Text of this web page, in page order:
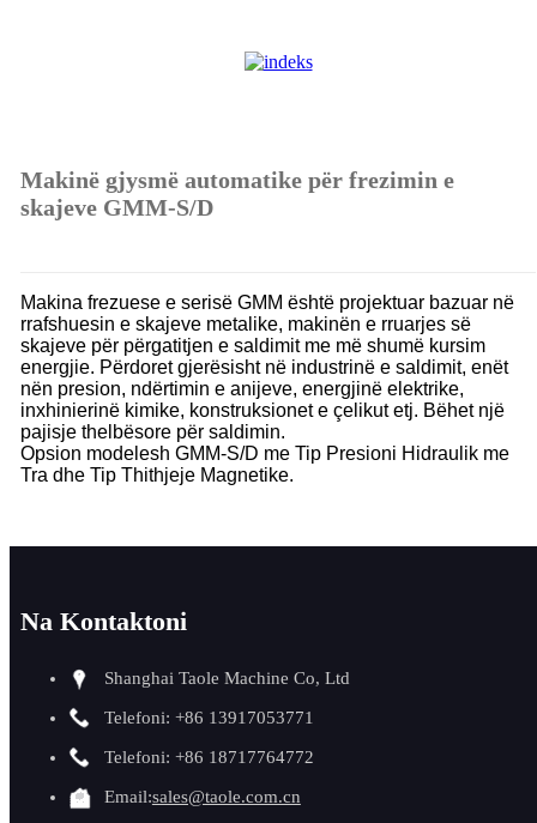
Makinë gjysmë automatike për frezimin e
skajeve GMM-S/D
Makina frezuese e serisë GMM është projektuar bazuar në
rrafshuesin e skajeve metalike, makinën e rruarjes së
skajeve për përgatitjen e saldimit me më shumë kursim
energjie. Përdoret gjerësisht në industrinë e saldimit, enët
nën presion, ndërtimin e anijeve, energjinë elektrike,
inxhinierinë kimike, konstruksionet e çelikut etj. Bëhet një
pajisje thelbësore për saldimin.
Opsion modelesh GMM-S/D me Tip Presioni Hidraulik me
Tra dhe Tip Thithjeje Magnetike.
Na Kontaktoni
Shanghai Taole Machine Co, Ltd
Telefoni: +86 13917053771
Telefoni: +86 18717764772
Email:sales@taole.com.cn